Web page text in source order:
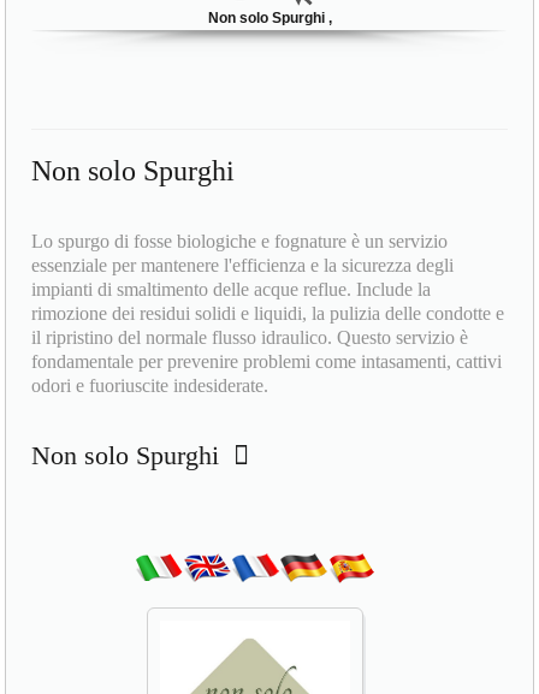
Non solo Spurghi ,
Non solo Spurghi
Lo spurgo di fosse biologiche e fognature è un servizio
essenziale per mantenere l'efficienza e la sicurezza degli
impianti di smaltimento delle acque reflue. Include la
rimozione dei residui solidi e liquidi, la pulizia delle condotte e
il ripristino del normale flusso idraulico. Questo servizio è
fondamentale per prevenire problemi come intasamenti, cattivi
odori e fuoriuscite indesiderate.
Non solo Spurghi